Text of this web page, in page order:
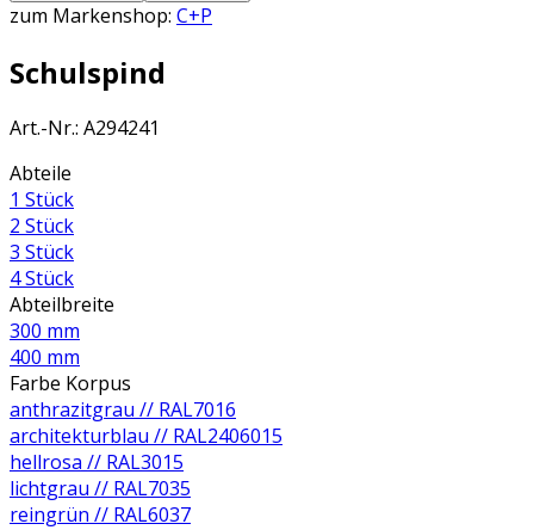
zum Markenshop: C+P
Schulspind
Art.-Nr.: A294241
Abteile
1 Stück
2 Stück
3 Stück
4 Stück
Abteilbreite
300 mm
400 mm
Farbe Korpus
anthrazitgrau // RAL7016
architekturblau // RAL2406015
hellrosa // RAL3015
lichtgrau // RAL7035
reingrün // RAL6037